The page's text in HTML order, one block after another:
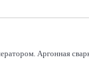
Аргонная